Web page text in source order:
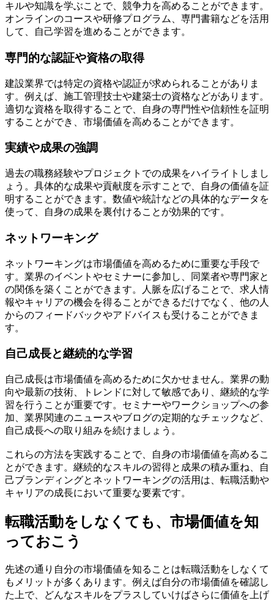
キルや知識を学ぶことで、競争力を高めることができます。
オンラインのコースや研修プログラム、専門書籍などを活用
して、自己学習を進めることができます。
専門的な認証や資格の取得
建設業界では特定の資格や認証が求められることがありま
す。例えば、施工管理技士や建築士の資格などがあります。
適切な資格を取得することで、自身の専門性や信頼性を証明
することができ、市場価値を高めることができます。
実績や成果の強調
過去の職務経験やプロジェクトでの成果をハイライトしまし
ょう。具体的な成果や貢献度を示すことで、自身の価値を証
明することができます。数値や統計などの具体的なデータを
使って、自身の成果を裏付けることが効果的です。
ネットワーキング
ネットワーキングは市場価値を高めるために重要な手段で
す。業界のイベントやセミナーに参加し、同業者や専門家と
の関係を築くことができます。人脈を広げることで、求人情
報やキャリアの機会を得ることができるだけでなく、他の人
からのフィードバックやアドバイスも受けることができま
す。
自己成長と継続的な学習
自己成長は市場価値を高めるために欠かせません。業界の動
向や最新の技術、トレンドに対して敏感であり、継続的な学
習を行うことが重要です。セミナーやワークショップへの参
加、業界関連のニュースやブログの定期的なチェックなど、
自己成長への取り組みを続けましょう。
これらの方法を実践することで、自身の市場価値を高めるこ
とができます。継続的なスキルの習得と成果の積み重ね、自
己ブランディングとネットワーキングの活用は、転職活動や
キャリアの成長において重要な要素です。
転職活動をしなくても、市場価値を知
っておこう
先述の通り自分の市場価値を知ることは転職活動をしなくて
もメリットが多くあります。例えば自分の市場価値を確認し
た上で、どんなスキルをプラスしていけばさらに価値を上げ